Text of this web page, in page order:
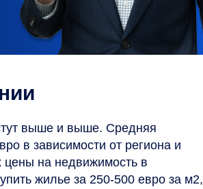
выше и выше. Средняя
в зависимости от региона и
цены на недвижимость в
жилье за 250-500 евро за м2,